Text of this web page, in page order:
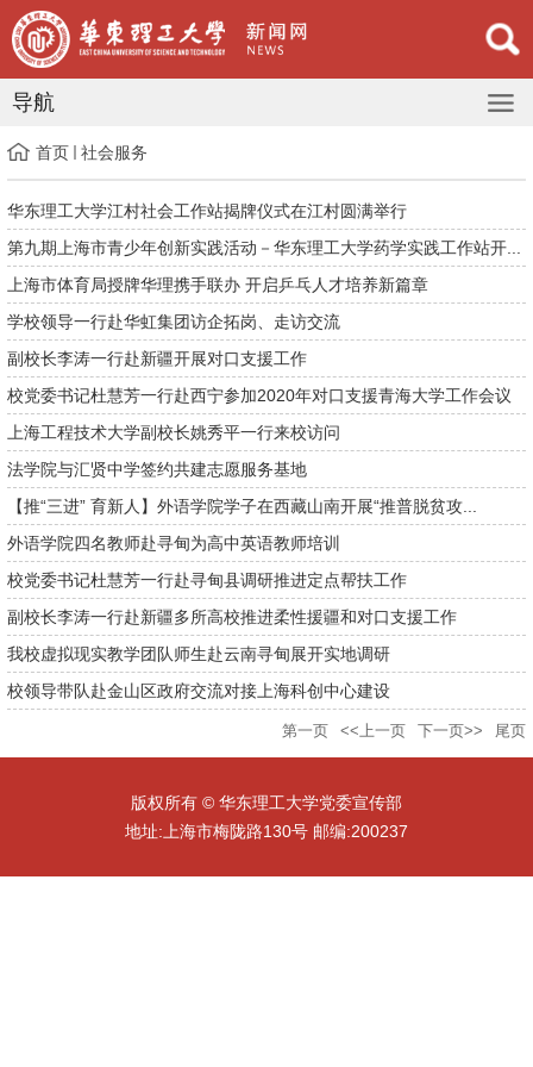
导航
首页 社会服务
华东理工大学江村社会工作站揭牌仪式在江村圆满举行
第九期上海市青少年创新实践活动－华东理工大学药学实践工作站开...
上海市体育局授牌华理携手联办 开启乒乓人才培养新篇章
学校领导一行赴华虹集团访企拓岗、走访交流
副校长李涛一行赴新疆开展对口支援工作
校党委书记杜慧芳一行赴西宁参加2020年对口支援青海大学工作会议
上海工程技术大学副校长姚秀平一行来校访问
法学院与汇贤中学签约共建志愿服务基地
【推“三进” 育新人】外语学院学子在西藏山南开展“推普脱贫攻...
外语学院四名教师赴寻甸为高中英语教师培训
校党委书记杜慧芳一行赴寻甸县调研推进定点帮扶工作
副校长李涛一行赴新疆多所高校推进柔性援疆和对口支援工作
我校虚拟现实教学团队师生赴云南寻甸展开实地调研
校领导带队赴金山区政府交流对接上海科创中心建设
第一页 <<上一页 下一页>> 尾页
版权所有 © 华东理工大学党委宣传部
地址:上海市梅陇路130号 邮编:200237